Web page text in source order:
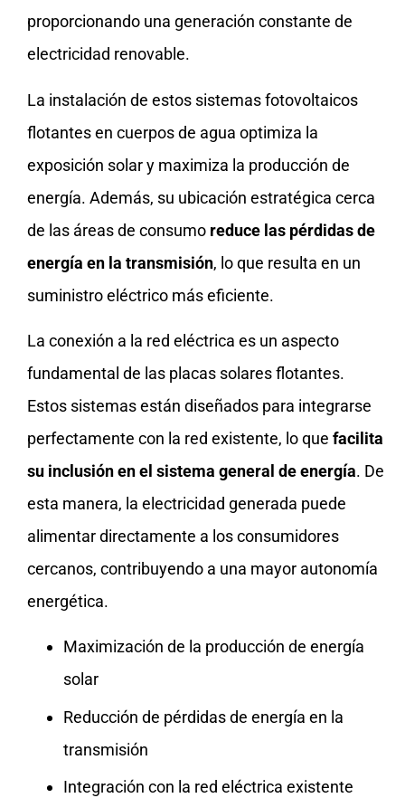
proporcionando una generación constante de
electricidad renovable.
La instalación de estos sistemas fotovoltaicos
flotantes en cuerpos de agua optimiza la
exposición solar y maximiza la producción de
energía. Además, su ubicación estratégica cerca
de las áreas de consumo reduce las pérdidas de
energía en la transmisión, lo que resulta en un
suministro eléctrico más eficiente.
La conexión a la red eléctrica es un aspecto
fundamental de las placas solares flotantes.
Estos sistemas están diseñados para integrarse
perfectamente con la red existente, lo que facilita
su inclusión en el sistema general de energía. De
esta manera, la electricidad generada puede
alimentar directamente a los consumidores
cercanos, contribuyendo a una mayor autonomía
energética.
Maximización de la producción de energía
solar
Reducción de pérdidas de energía en la
transmisión
Integración con la red eléctrica existente